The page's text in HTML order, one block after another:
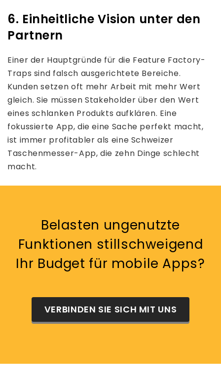
6. Einheitliche Vision unter den
Partnern
Einer der Hauptgründe für die Feature Factory-
Traps sind falsch ausgerichtete Bereiche.
Kunden setzen oft mehr Arbeit mit mehr Wert
gleich. Sie müssen Stakeholder über den Wert
eines schlanken Produkts aufklären. Eine
fokussierte App, die eine Sache perfekt macht,
ist immer profitabler als eine Schweizer
Taschenmesser-App, die zehn Dinge schlecht
macht.
Belasten ungenutzte
Funktionen stillschweigend
Ihr Budget für mobile Apps?
VERBINDEN SIE SICH MIT UNS